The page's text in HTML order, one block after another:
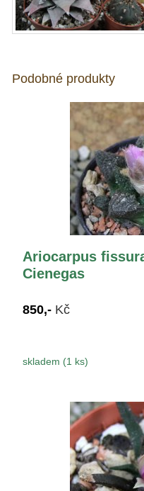
Podobné produkty
Ariocarpus
Cienegas
850,- Kč
skladem (1 ks)